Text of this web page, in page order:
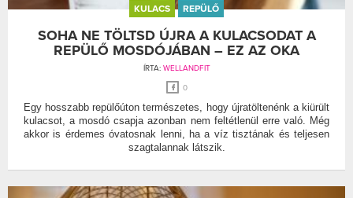
KULACS REPÜLŐ
SOHA NE TÖLTSD ÚJRA A KULACSODAT A
REPÜLŐ MOSDÓJÁBAN – EZ AZ OKA
ÍRTA: WELLANDFIT
0
Egy hosszabb repülőúton természetes, hogy újratöltenénk a kiürült
kulacsot, a mosdó csapja azonban nem feltétlenül erre való. Még
akkor is érdemes óvatosnak lenni, ha a víz tisztának és teljesen
szagtalannak látszik.